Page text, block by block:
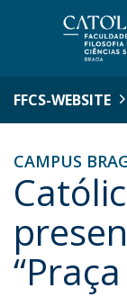
FFCS-WEBSITE
CAMPUS